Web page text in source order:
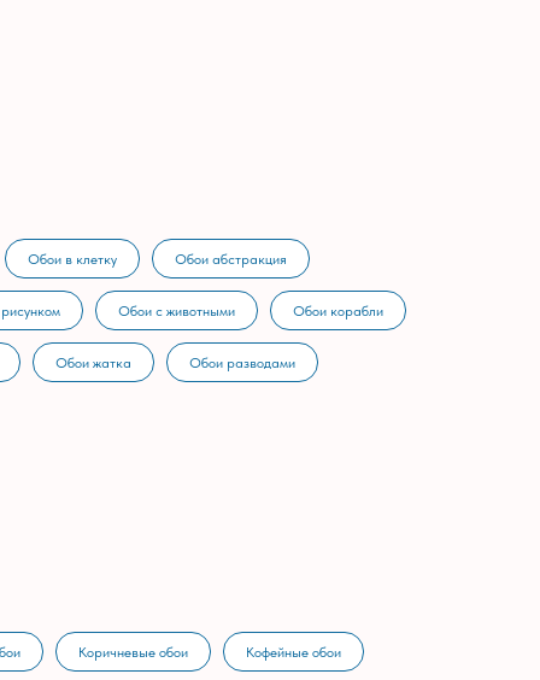
Обои в клетку Обои абстракция
Обои с животными Обои корабли
Обои жатка Обои разводами
Коричневые обои Кофейные обои